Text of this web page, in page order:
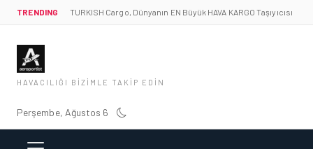
TRENDING TURKISH Cargo, Dünyanın EN Büyük HAVA KARGO Taşıyıcısı
HAVACILIĞI BIZIMLE TAKIP EDIN
Perşembe, Ağustos 6